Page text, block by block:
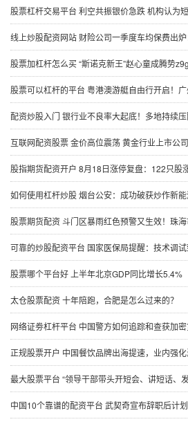
股票杠杆交易平台 利空共振银价急跌 机构认为
线上炒股配资网站 财险公司一季度车均保费出
股票加杠杆怎么买 “斯诺克新王”赵心童成腾势
股票可以杠杆的平台 粤港澳游艇自由行开启！广州
配资炒股入门 银行业不良率大起底！多地持续
互联网配资股票 金价高位震荡 黄金行业上市公
股指期货配资开户 8月18日涨停复盘：122只股
如何使用杠杆炒股 烟台公安：成功破获炒作新
股票期货配资 斗门区暴雨红色预警又生效！珠海市
可靠的炒股配资平台 国家医保局提醒：技术调试致医保
股票哪个平台好 上半年北京GDP同比增长5.4%
太仓股票配资 十年陪跑，合肥是怎么过来的？
网络证劵杠杆平台 中国警方如何追踪和查获加密货币？
正规股票开户 中国餐饮品牌出海提速，业内强
最大股票平台 “领导干部带头开短会、讲短话、
中国10个靠谱的配资平台 武契奇​宣布辞职后计